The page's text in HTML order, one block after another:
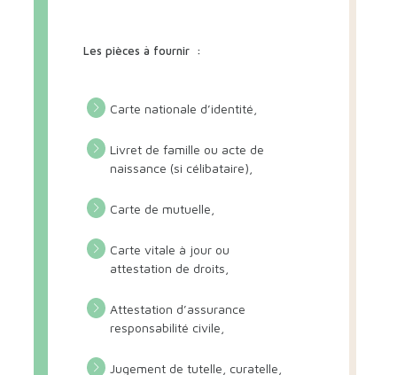
Les pièces à fournir :
Carte nationale d’identité,
Livret de famille ou acte de
naissance (si célibataire),
Carte de mutuelle,
Carte vitale à jour ou
attestation de droits,
Attestation d’assurance
responsabilité civile,
Jugement de tutelle, curatelle,